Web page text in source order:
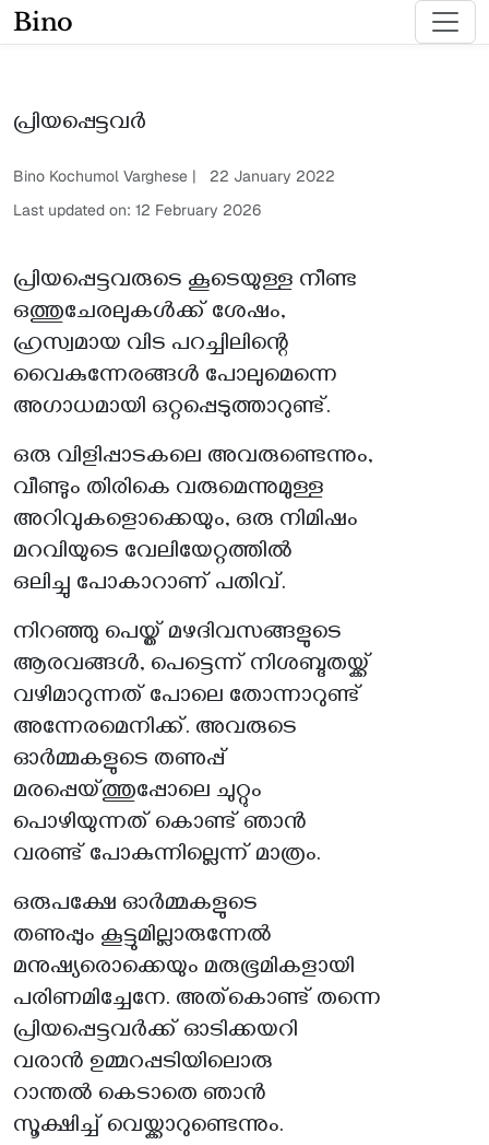
Bino
പ്രിയപ്പെട്ടവർ
Bino Kochumol Varghese | 22 January 2022
Last updated on: 12 February 2026
പ്രിയപ്പെട്ടവരുടെ കൂടെയുള്ള നീണ്ട
ഒത്തുചേരലുകൾക്ക് ശേഷം,
ഹ്രസ്വമായ വിട പറച്ചിലിന്റെ
വൈകുന്നേരങ്ങൾ പോലുമെന്നെ
അഗാധമായി ഒറ്റപ്പെടുത്താറുണ്ട്.
ഒരു വിളിപ്പാടകലെ അവരുണ്ടെന്നും,
വീണ്ടും തിരികെ വരുമെന്നുമുള്ള
അറിവുകളൊക്കെയും, ഒരു നിമിഷം
മറവിയുടെ വേലിയേറ്റത്തിൽ
ഒലിച്ചു പോകാറാണ് പതിവ്.
നിറഞ്ഞു പെയ്ത് മഴദിവസങ്ങളുടെ
ആരവങ്ങൾ, പെട്ടെന്ന് നിശബ്ദതയ്ക്ക്
വഴിമാറുന്നത് പോലെ തോന്നാറുണ്ട്
അന്നേരമെനിക്ക്. അവരുടെ
ഓർമ്മകളുടെ തണുപ്പ്
മരപ്പെയ്ത്തു‌പ്പോലെ ചുറ്റും
പൊഴിയുന്നത് കൊണ്ട് ഞാൻ
വരണ്ട് പോകുന്നില്ലെന്ന് മാത്രം.
ഒരുപക്ഷേ ഓർമ്മകളുടെ
തണുപ്പും കൂട്ടുമില്ലാരുന്നേൽ
മനുഷ്യരൊക്കെയും മരുഭൂമികളായി
പരിണമിച്ചേനേ. അത്കൊണ്ട് തന്നെ
പ്രിയപ്പെട്ടവർക്ക് ഓടിക്കയറി
വരാൻ ഉമ്മറപ്പടിയിലൊരു
റാന്തൽ കെടാതെ ഞാൻ
സൂക്ഷിച്ച് വെയ്ക്കാറുണ്ടെന്നും.